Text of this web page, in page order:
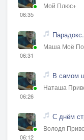
06:35
Мой Плюс+
06:31
Маша Моё
06:26
В самом
Наташа
06:12
С днём
Володя